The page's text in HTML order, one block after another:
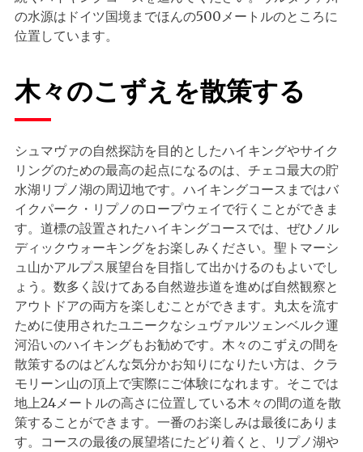
の水源はドイツ国境までほんの500メートルのところに
位置しています。
木々のこずえを散策する
シュマヴァの自然探訪を目的としたハイキングやサイク
リングのための最高の起点になるのは、チェコ最大の貯
水湖リプノ湖の周辺地です。ハイキングコースまではバ
イクパーク・リプノのロープウェイで行くことができま
す。道標の設置されたハイキングコースでは、ぜひノル
ディックウォーキングをお楽しみください。聖トマーシ
ュ山かアルプス展望台を目指して出かけるのもよいでし
ょう。数多く設けてある自然遊歩道を進めば自然観察と
アウトドアの両方を楽しむことができます。丸太を流す
ために使用されたユニークなシュヴァルツェンベルク運
河沿いのハイキングもお勧めです。木々のこずえの間を
散策するのはどんな気分かお知りになりたい方は、クラ
モリーン山の頂上で実際にご体験になれます。そこでは
地上24メートルの高さに位置している木々の間の道を散
策することができます。一番のお楽しみは最後にありま
す。コースの最後の展望塔にたどり着くと、リプノ湖や